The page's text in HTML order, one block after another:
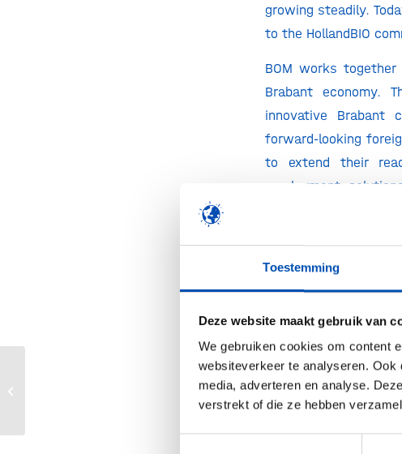
Toestemming
Deze website maakt gebruik van
We gebruiken cookies om content
websiteverkeer te analyseren.
media, adverteren en analyse.
verstrekt of die ze hebben
growing steadily.
to the HollandBIO
BOM works
Brabant economy.
innovative Brabant
forward-looking
to extend their
employment,
accelerated and
Chain, and Bio-based
Interested in
Follow BOM’s lead,
Europese Commissie en OESO pleiten